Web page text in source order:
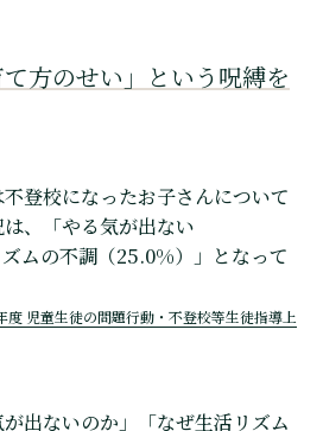
て方のせい」という呪縛を
登校になったお子さんについて
、「やる気が出ない
ズムの不調（25.0%）」となって
度 児童生徒の問題行動・不登校等生徒指導上
出ないのか」「なぜ生活リズム